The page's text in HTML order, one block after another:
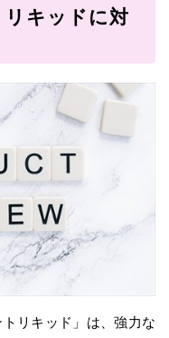
キッドに対
リキッド」は、強力な